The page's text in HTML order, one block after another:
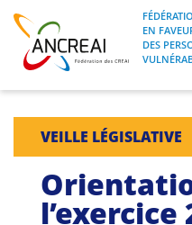
Skip
content
ANCREAI
EN
DES
À propos
Journées nationales
VEILLE LÉGISLATIVE